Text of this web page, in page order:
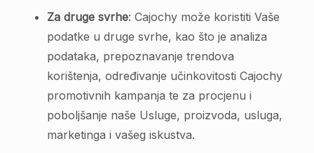
Za druge svrhe: Cajochy može koristiti Vaše
podatke u druge svrhe, kao što je analiza
podataka, prepoznavanje trendova
korištenja, određivanje učinkovitosti Cajochy
promotivnih kampanja te za procjenu i
poboljšanje naše Usluge, proizvoda, usluga,
marketinga i vašeg iskustva.